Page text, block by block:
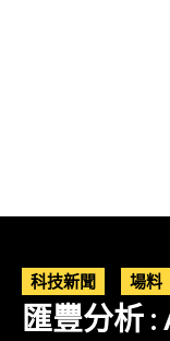
科技新聞 場料
匯豐分析